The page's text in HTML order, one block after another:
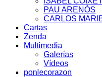
PAU ARENÓS
CARLOS
Cartas
Zenda
Multimedia
Galerías
Vídeos
ponlecorazon